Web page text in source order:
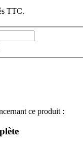
TTC.
ce produit :